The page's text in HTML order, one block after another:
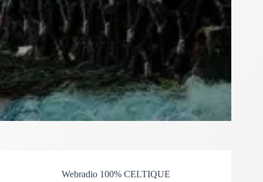
Webradio 100% CELTIQUE